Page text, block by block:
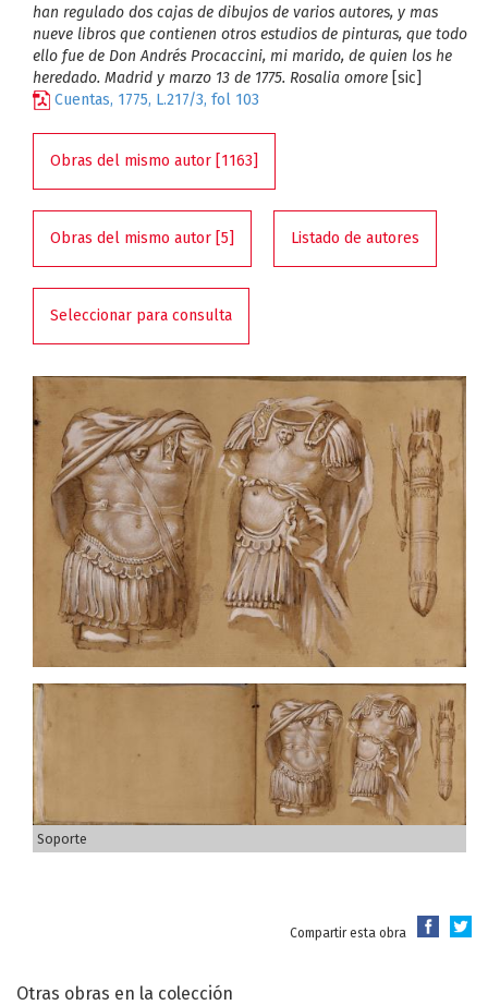
han regulado dos cajas de dibujos de varios autores, y mas
nueve libros que contienen otros estudios de pinturas, que todo
ello fue de Don Andrés Procaccini, mi marido, de quien los he
heredado. Madrid y marzo 13 de 1775. Rosalia omore [sic]
Cuentas, 1775, L.217/3, fol 103
Obras del mismo autor [1163]
Obras del mismo autor [5] Listado de autores
Seleccionar para consulta
Soporte
Compartir esta obra
Otras obras en la colección